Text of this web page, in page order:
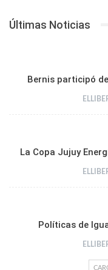
Últimas Noticias
Bernis participó
La Copa Jujuy
Políticas de